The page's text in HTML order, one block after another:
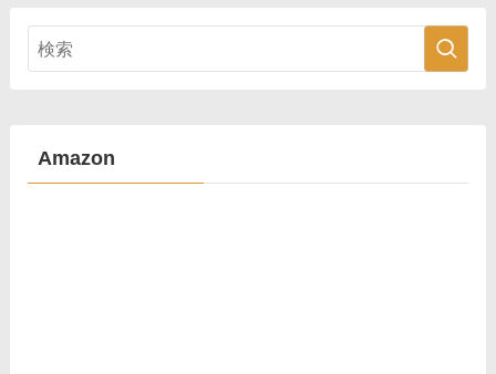
Amazon